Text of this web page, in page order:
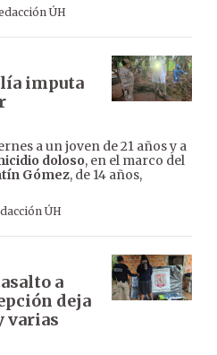
ÚH
imputa
a un joven de 21 años y a
doloso, en el marco del
Gómez, de 14 años,
ÚH
a
deja
varias